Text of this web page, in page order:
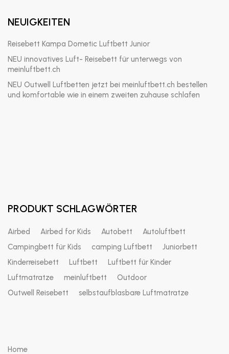
NEUIGKEITEN
Reisebett Kampa Dometic Luftbett Junior
NEU innovatives Luft- Reisebett für unterwegs von
meinluftbett.ch
NEU Outwell Luftbetten jetzt bei meinluftbett.ch bestellen
und komfortable wie in einem zweiten zuhause schlafen
PRODUKT SCHLAGWÖRTER
Airbed Airbed for Kids Autobett
Autoluftbett
Campingbett für Kids
camping Luftbett
Juniorbett
Kinderreisebett
Luftbett
Luftbett für Kinder
Luftmatratze
meinluftbett
Outdoor
Outwell Reisebett
selbstaufblasbare Luftmatratze
Home